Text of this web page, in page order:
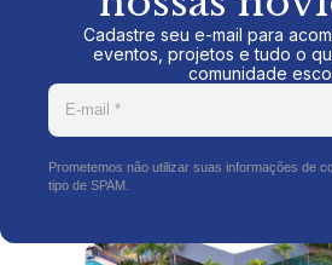
Cadastre seu e-mail para
eventos, projetos e tudo o
comunidade
Prometemos não utilizar suas informações de
tipo de SPAM.